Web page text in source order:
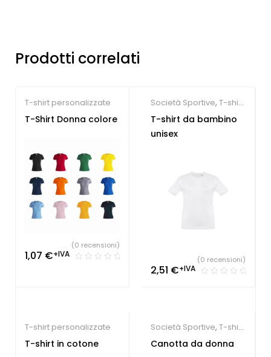
Prodotti correlati
T-shirt personalizzate
T-Shirt Donna colore
1,07 €+IVA
(0 recensioni)
Società Sportive, T-shirt
personalizzate
T-shirt da bambino
unisex
2,51 €+IVA
(0 recensioni)
T-shirt personalizzate
T-shirt in cotone
Società Sportive, T-shirt
personalizzate
Canotta da donna